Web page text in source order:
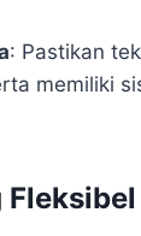
: Pastikan
memiliki